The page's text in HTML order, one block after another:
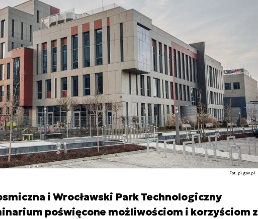
Fot. pi.gov.pl
i Wrocławski Park Technologiczny
poświęcone możliwościom i korzyściom z